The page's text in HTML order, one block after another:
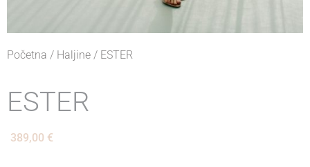
Početna / Haljine / ESTER
ESTER
389,00 €